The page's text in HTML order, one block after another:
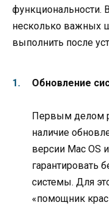
функциональности.
несколько важных
выполнить после
Обновление
Первым делом
наличие
версии Mac OS
гарантировать
системы. Для
«помощник